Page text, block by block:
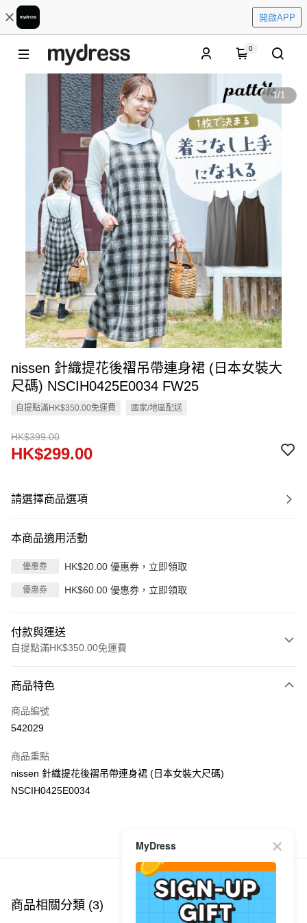
開啟APP
0
1/1
nissen 針織提花後褶吊帶連身裙 (日本女裝大
尺碼) NSCIH0425E0034 FW25
自提點滿HK$350.00免運費 國家/地區配送
HK$399.00
HK$299.00
請選擇商品選項
本商品適用活動
優惠券 HK$20.00 優惠券，立即領取
優惠券 HK$60.00 優惠券，立即領取
付款與運送
自提點滿HK$350.00免運費
信用卡
Apple Pay
PayMe
WeChat Pay
每筆HK$40.00，滿HK$350.00或以上免運費
每筆HK$40.00，滿HK$350.00或以上免運費
商品特色
商品編號
542029
商品重點
nissen 針織提花後褶吊帶連身裙 (日本女裝大尺碼)
NSCIH0425E0034
商品推薦
商品相關分類 (3)
MyDress